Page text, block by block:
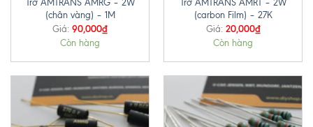
Trở AMTRANS AMRG – 2W
(chân vàng) – 1M
Giá: 90,000₫
Còn hàng
Trở AMTRANS AMRT – 2W
(carbon Film) – 27K
Giá: 20,000₫
Còn hàng